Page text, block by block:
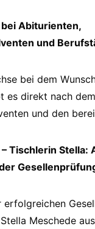
Abiturienten,
und
bei dem
es direkt nach
und den
Tischlerin Stella:
erfolgreichen
Meschede